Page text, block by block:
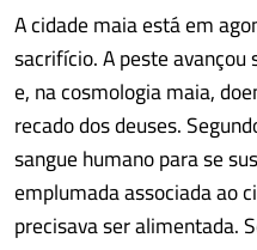
A cidade maia está em
sacrifício. A peste
e, na cosmologia maia,
recado dos deuses.
sangue humano para se
emplumada associada ao
precisava ser alimentada.